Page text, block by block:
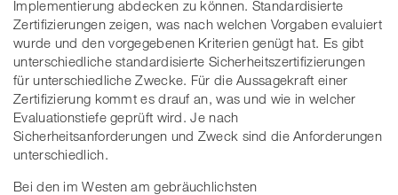
Implementierung abdecken zu können. Standardisierte
Zertifizierungen zeigen, was nach welchen Vorgaben evaluiert
wurde und den vorgegebenen Kriterien genügt hat. Es gibt
unterschiedliche standardisierte Sicherheitszertifizierungen
für unterschiedliche Zwecke. Für die Aussagekraft einer
Zertifizierung kommt es drauf an, was und wie in welcher
Evaluationstiefe geprüft wird. Je nach
Sicherheitsanforderungen und Zweck sind die Anforderungen
unterschiedlich.
Bei den im Westen am gebräuchlichsten